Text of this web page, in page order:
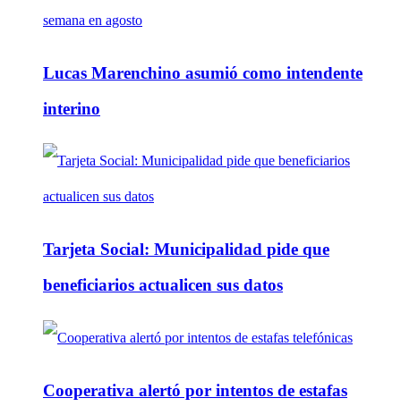
Lucas Marenchino asumió como intendente
interino
Tarjeta Social: Municipalidad pide que
beneficiarios actualicen sus datos
Cooperativa alertó por intentos de estafas